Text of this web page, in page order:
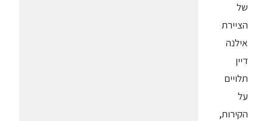
של
הציירת
אילנה
דיין
תלויים
על
הקירות,